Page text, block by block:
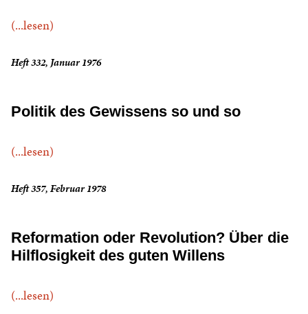
(...lesen)
Heft 332, Januar 1976
Politik des Gewissens so und so
(...lesen)
Heft 357, Februar 1978
Reformation oder Revolution? Über die
Hilflosigkeit des guten Willens
(...lesen)